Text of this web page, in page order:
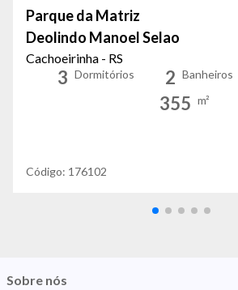
Parque da Matriz
Deolindo Manoel Selao
Cachoeirinha - RS
3 Dormitórios 2 Banheiros
355 m²
Código: 176102
Sobre nós